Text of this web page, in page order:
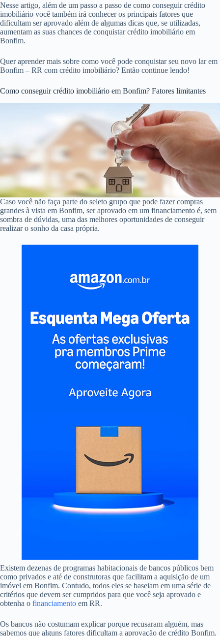
Nesse artigo, além de um passo a passo de como conseguir crédito
imobiliário você também irá conhecer os principais fatores que
dificultam ser aprovado além de algumas dicas que, se utilizadas,
aumentam as suas chances de conquistar crédito imobiliário em
Bonfim.
Quer aprender mais sobre como você pode conquistar seu novo lar em
Bonfim – RR com crédito imobiliário? Então continue lendo!
Como conseguir crédito imobiliário em Bonfim? Fatores limitantes
Caso você não faça parte do seleto grupo que pode fazer compras
grandes à vista em Bonfim, ser aprovado em um financiamento é, sem
sombra de dúvidas, uma das melhores oportunidades de conseguir
realizar o sonho da casa própria.
Existem dezenas de programas habitacionais de bancos públicos bem
como privados e até de construtoras que facilitam a aquisição de um
imóvel em Bonfim. Contudo, todos eles se baseiam em uma série de
critérios que devem ser cumpridos para que você seja aprovado e
obtenha o financiamento em RR.
Os bancos não costumam explicar porque recusaram alguém, mas
sabemos que alguns fatores dificultam a aprovação de crédito Bonfim.